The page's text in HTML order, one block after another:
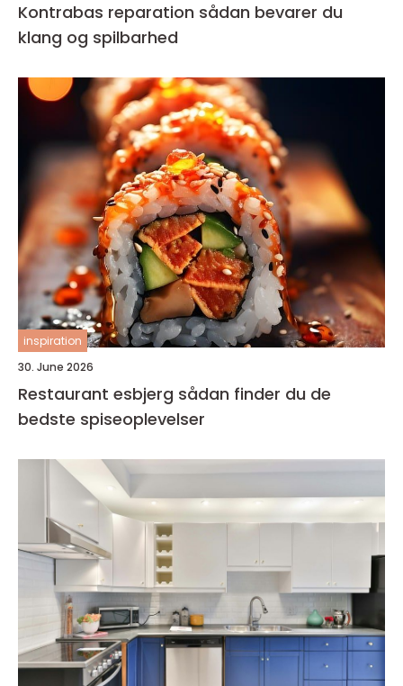
Kontrabas reparation sådan bevarer du
klang og spilbarhed
inspiration
30. June 2026
Restaurant esbjerg sådan finder du de
bedste spiseoplevelser